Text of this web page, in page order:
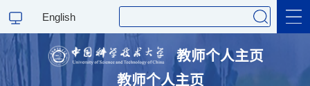
English
教师个人主页
教师个人主页